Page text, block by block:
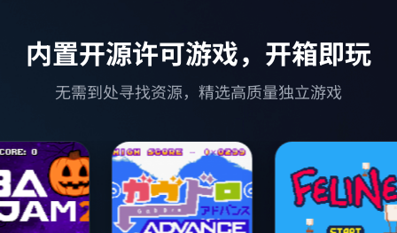
内置开源许可游戏，开箱即玩
无需到处寻找资源，精选高质量独立游戏